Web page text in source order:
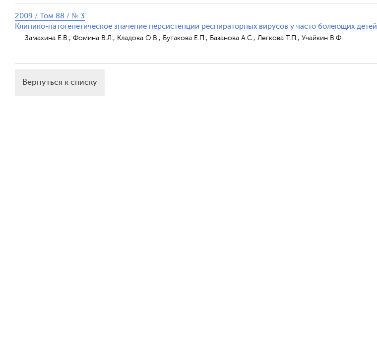
2009 / Том 88 / № 3
Клинико-патогенетическое значение персистенции респираторных вирусов у часто болеющих детей
Замахина Е.В., Фомина В.Л., Кладова О.В., Бутакова Е.П., Базанова А.С., Легкова Т.П., Учайкин В.Ф.
Вернуться к списку